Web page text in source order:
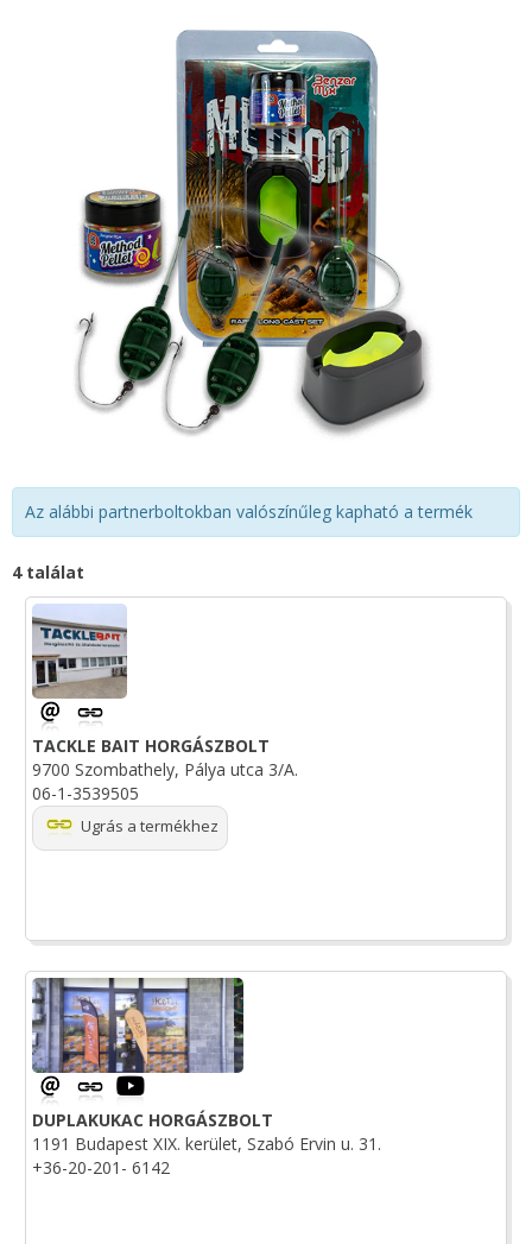
Az alábbi partnerboltokban valószínűleg kapható a termék
4 találat
TACKLE BAIT HORGÁSZBOLT
9700 Szombathely, Pálya utca 3/A.
06-1-3539505
Ugrás a termékhez
DUPLAKUKAC HORGÁSZBOLT
1191 Budapest XIX. kerület, Szabó Ervin u. 31.
+36-20-201- 6142